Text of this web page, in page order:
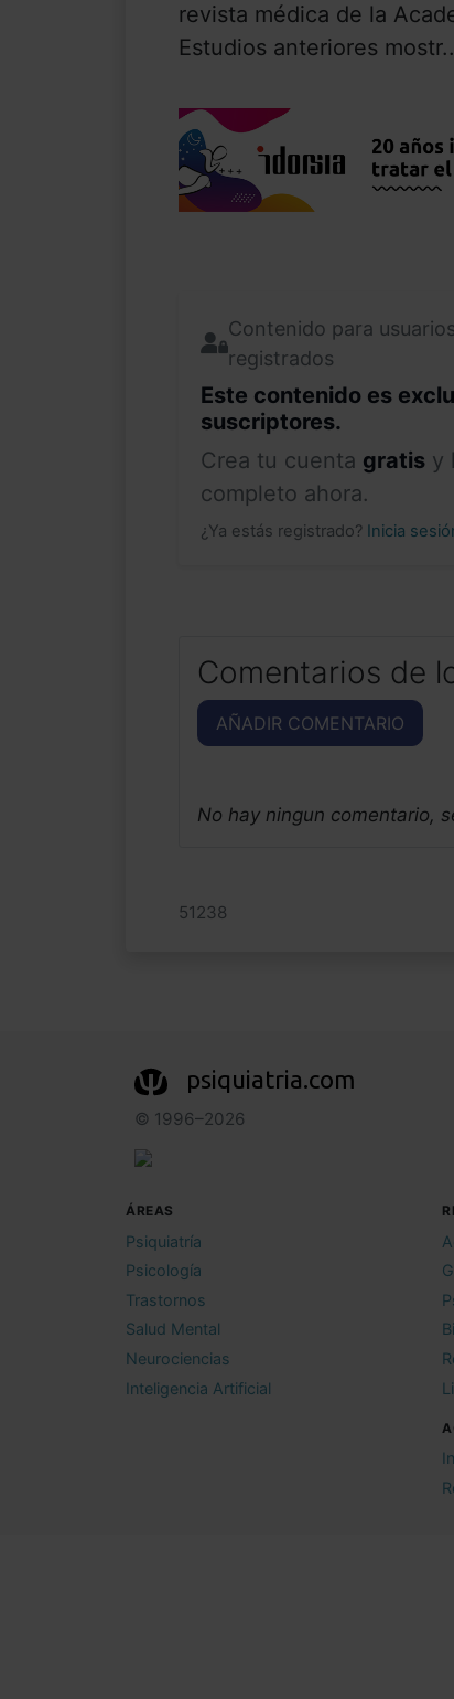
revista médica de la
Estudios anteriores
Contenido para usuarios
registrados
Este contenido es
suscriptores.
Crea tu cuenta gratis y
completo ahora.
¿Ya estás registrado? Inicia
Comentarios de
AÑADIR COMENTARIO
No hay ningun comentario,
51238
psiquiatria.com
© 1996–2026
ÁREAS
Psiquiatría
Psicología
Trastornos
Salud Mental
Neurociencias
Inteligencia Artificial